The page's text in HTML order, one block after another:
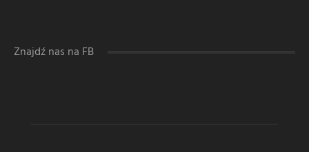
Znajdź nas na FB